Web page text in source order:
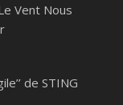
Vent Nous
de STING